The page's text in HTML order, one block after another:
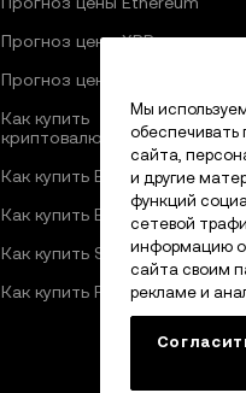
Прогноз цены XRP
Прогноз цены Pi Network
Как купить
криптовалюту
Как купить Bitcoin
Как купить Ethereum
Как купить Solana
Как купить Pi Network
Мы
обеспечивать
сайта,
и другие
функций
сетевой
информацию
сайта своим
рекламе и